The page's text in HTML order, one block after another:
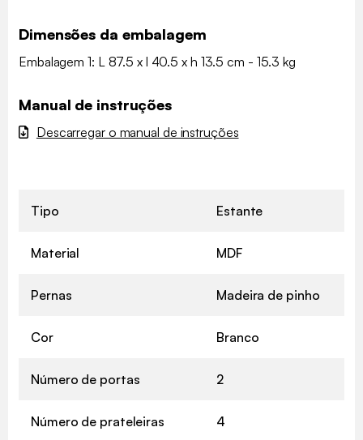
Dimensões da embalagem
Embalagem 1: L 87.5 x l 40.5 x h 13.5 cm - 15.3 kg
Manual de instruções
Descarregar o manual de instruções
Tipo Estante
Material MDF
Pernas Madeira de pinho
Cor Branco
Número de portas 2
Número de prateleiras 4